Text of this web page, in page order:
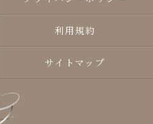
利用規約
サイトマップ